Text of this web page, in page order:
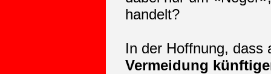
handelt?
In der Hoffnung, dass
Vermeidung